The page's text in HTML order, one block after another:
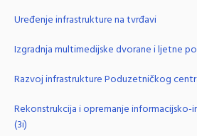
Uređenje infrastrukture na tvrđavi
Izgradnja multimedijske dvorane i ljetne
Razvoj infrastrukture Poduzetničkog
Rekonstrukcija i opremanje
(3i)